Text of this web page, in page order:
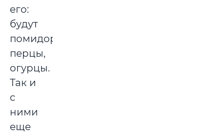
его:
будут
помидоры,
перцы,
огурцы.
Так и
с
ними
еще